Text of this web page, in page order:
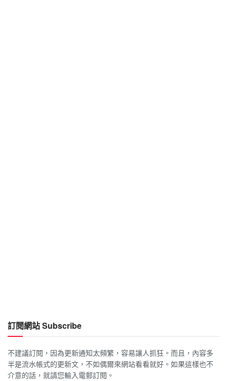
訂閱網站 Subscribe
不建議訂閱，因為更新通知太頻繁，容易讓人抓狂。而且，內容多
半是流水帳式的更新文，不如偶爾來網站看看就好。如果這樣也不
介意的話，就請您輸入電郵訂閱。